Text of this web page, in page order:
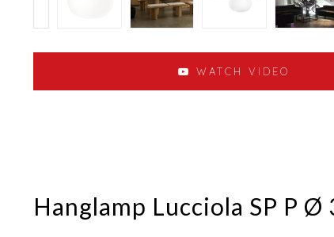
WATCH VIDEO
Hanglamp Lucciola SP P Ø